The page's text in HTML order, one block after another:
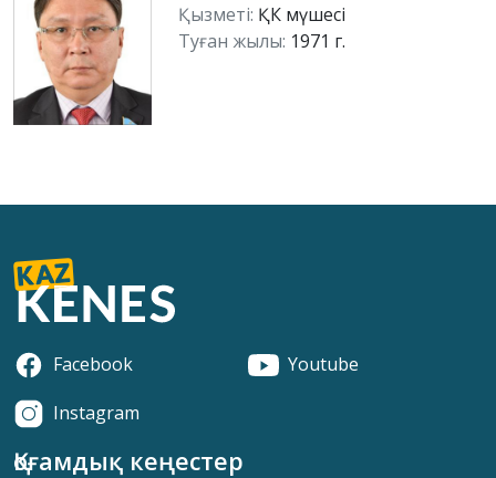
Қызметі: ҚК мүшесі
Туған жылы: 1971 г.
Facebook
Youtube
Instagram
Қоғамдық кеңестер